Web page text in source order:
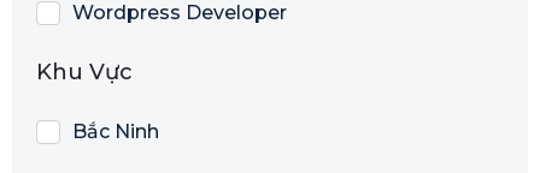
Wordpress Developer
Khu Vực
Bắc Ninh